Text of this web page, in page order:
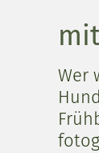
Wer